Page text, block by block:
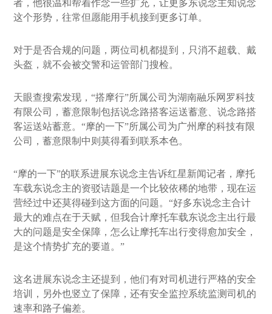
者，他很温和帮着作念一些扩充，让更多东说念主知说念
这个形势，往常但愿能用手机接到更多订单。
对于是否合规的问题，两位司机都提到，只消不超载、戴
头盔，就不会被交警和运管部门搜检。
天眼查搜索发现，“搭摩行”所属公司为湖南融乐网罗科技
有限公司，蓄意限制包括说念路搭客运送蓄意、说念路搭
客运送站蓄意。“摩的一下”所属公司为广州摩的科技有限
公司，蓄意限制中则莫得看到联系本色。
“摩的一下”的联系进展东说念主告诉红星新闻记者，摩托
车载东说念主的资驳诘题是一个比较依稀的地带，现在运
营经过中还莫得碰到这方面的问题。“好多东说念主合计
最大的难点在于天赋，但我合计摩托车载东说念主出行最
大的问题是安全保障，怎么让摩托车出行变得愈加安全，
是这个情势扩充的要道。”
这名进展东说念主还提到，他们有对司机进行严格的安全
培训，另外也竖立了保障，还有安全监控系统监测司机的
速率和路子偏差。